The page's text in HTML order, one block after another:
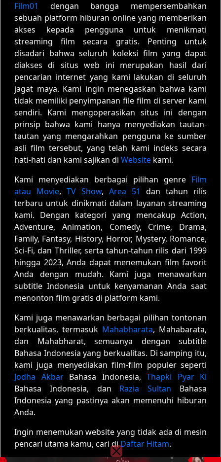
Film01
dengan bangga mempersembahkan
sebuah platform hiburan online yang memberikan
akses kepada pengguna untuk menikmati
streaming film secara gratis. Penting untuk
disadari bahwa seluruh koleksi film yang dapat
diakses di situs web ini merupakan hasil dari
pencarian internet yang kami lakukan di seluruh
jagat maya. Kami ingin menegaskan bahwa kami
tidak memiliki penyimpanan file film di server kami
sendiri. Kami mengoperasikan situs ini dengan
prinsip bahwa kami hanya menyediakan tautan-
tautan yang mengarahkan pengguna ke sumber
asli film tersebut, yang telah kami indeks secara
hati-hati dan kami sajikan di Website kami.
Kami menyediakan berbagai pilihan genre Film
atau Movie, TV Show, Area 51
dan tahun rilis
terbaru untuk dinikmati dalam layanan streaming
kami. Dengan kategori yang mencakup Action,
Adventure, Animation, Comedy, Crime, Drama,
Family, Fantasy, History, Horror, Mystery, Romance,
Sci-Fi, dan Thriller, serta tahun-tahun rilis dari 1999
hingga 2023, Anda dapat menemukan film favorit
Anda dengan mudah. Kami juga menawarkan
subtitle Indonesia untuk kenyamanan Anda saat
menonton film gratis di platform kami.
Kami juga menawarkan berbagai pilihan tontonan
berkualitas, termasuk Mahabharata, Mahabarata,
dan Mahabharat, semuanya dengan subtitle
Bahasa Indonesia yang berkualitas. Di samping itu,
kami juga menyediakan film-film populer seperti
Jodha AkbarBahasa Indonesia, Thapki Pyar Ki
Bahasa Indonesia, dan Razia Sultan Bahasa
Indonesia yang pastinya akan memenuhi hiburan
Anda.
Ingin menemukan website yang tidak ada di mesin
pencari utama kamu, cari diDaftar Hitam.